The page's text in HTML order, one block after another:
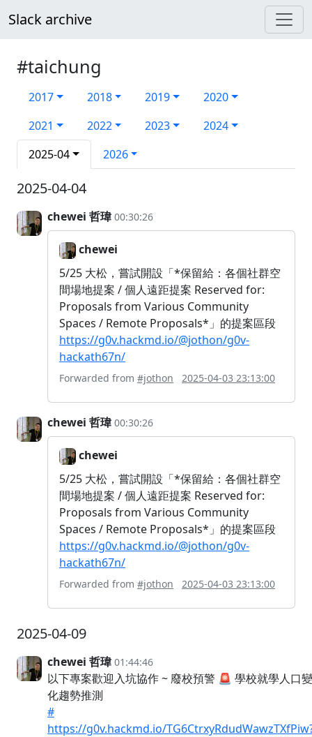
Slack archive
#taichung
2017 2018 2019
2020
2021
2022 2023
2024
2025-04
2026
2025-04-04
chewei 哲瑋 00:30:26
chewei
5/25 大松，嘗試開設「*保留給：各個社群空
間場地提案 / 個人遠距提案 Reserved for:
Proposals from Various Community
Spaces / Remote Proposals*」的提案區段
https://g0v.hackmd.io/@jothon/g0v-
hackath67n/
Forwarded from #jothon 2025-04-03 23:13:00
chewei 哲瑋 00:30:26
chewei
5/25 大松，嘗試開設「*保留給：各個社群空
間場地提案 / 個人遠距提案 Reserved for:
Proposals from Various Community
Spaces / Remote Proposals*」的提案區段
https://g0v.hackmd.io/@jothon/g0v-
hackath67n/
Forwarded from #jothon 2025-04-03 23:13:00
2025-04-09
chewei 哲瑋 01:44:46
以下專案歡迎入坑協作 ~ 廢校預警 🚨 學校就學人口變
化趨勢推測
#
https://g0v.hackmd.io/